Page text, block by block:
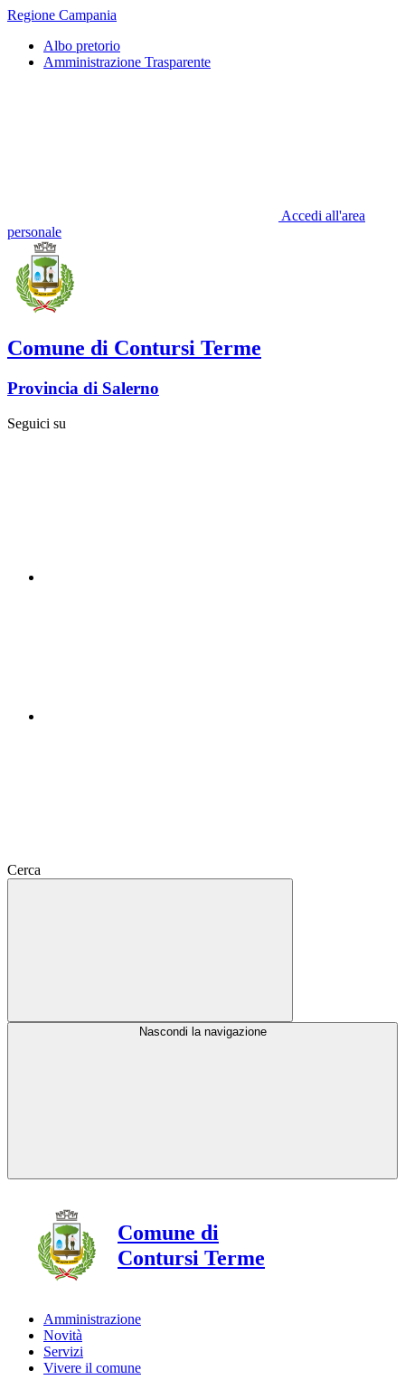
Regione Campania
Albo pretorio
Amministrazione Trasparente
Accedi all'area
personale
Comune di Contursi Terme
Provincia di Salerno
Seguici su
Cerca
Nascondi la navigazione
Comune di
Contursi Terme
Amministrazione
Novità
Servizi
Vivere il comune